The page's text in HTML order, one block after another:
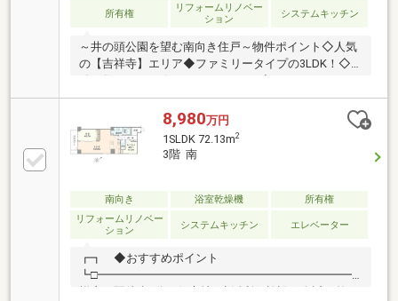
所有権
リフォームリノベー
ション
システムキッチン
～井の頭公園を望む南向き住戸～物件ポイント◇人気
の【吉祥寺】エリア◆ファミリータイプの3LDK！◇
エレベーター完備◇マンション管理適正評価98点取
得！周辺環境◇井の頭公園という広大な緑地があり、
桜・紅葉など四季を感じられる景観が魅力！◆駅周辺
に商店街や大型商業施設が集まり、日常の買い物やカ
フェ巡りが楽しめる充実ぶり♪～～弊社サービス～～
査・税金相談・相続相談 無料実施
8,980万円
1SLDK 72.13m2
3階 南
南向き 浴室乾燥機
所有権
リフォームリノベー
ション
システムキッチン エレベーター
┏┓ ◆おすすめポイント
┗□━━━━━━━━━━━━━━━━━━━━━━━■「吉